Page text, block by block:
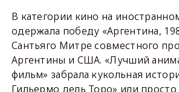
В категории кино на
одержала победу «Аргентина,
Сантьяго Митре совместного
Аргентины и США. «Лучший
фильм» забрала кукольная
Гильермо дель Торо» или